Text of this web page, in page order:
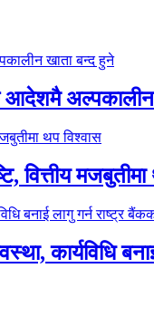
आदेशमै
वित्तीय
कार्यविधि